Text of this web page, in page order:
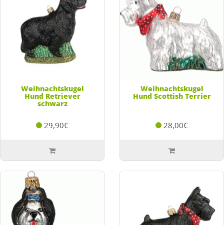
Weihnachtskugel
Hund Retriever
schwarz
29,90€
Weihnachtskugel
Hund Scottish Terrier
28,00€